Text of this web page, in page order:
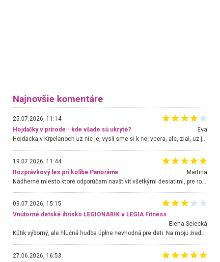
Najnovšie komentáre
25.07.2026, 11:14
Hojdačky v prírode - kde všade sú ukryté?
Eva
Hojdacka v Krpelanoch uz nie je, vysli sme si k nej vcera, ale, zial, uz je znicena. Ak sem planujete cestu len kvoli hojdacke, mozete si ju usetrit. Krasny vyhlad je tu vsak aj bez hojdacky :-)
19.07.2026, 11:44
Rozprávkový les pri kolibe Panoráma
Martina
Nádherné miesto ktoré odporúčam navštíviť všetkými desiatimi, pre rodiny s deťmi, dôchodcom... Proste a jednoducho ozaj rozprávkový les.. určite ešte prídeme. Odniesli sme si na pamiatku krásne tričká,
09.07.2026, 15:15
Vnútorné detské ihrisko LEGIONARIK v LEGIA Fitness
Elena Selecká
Kútik výborný, ale hlučná hudba úplne nevhodná pre deti. Na moju žiadosť o aspoň sušenie nereagovali.
27.06.2026, 16:53